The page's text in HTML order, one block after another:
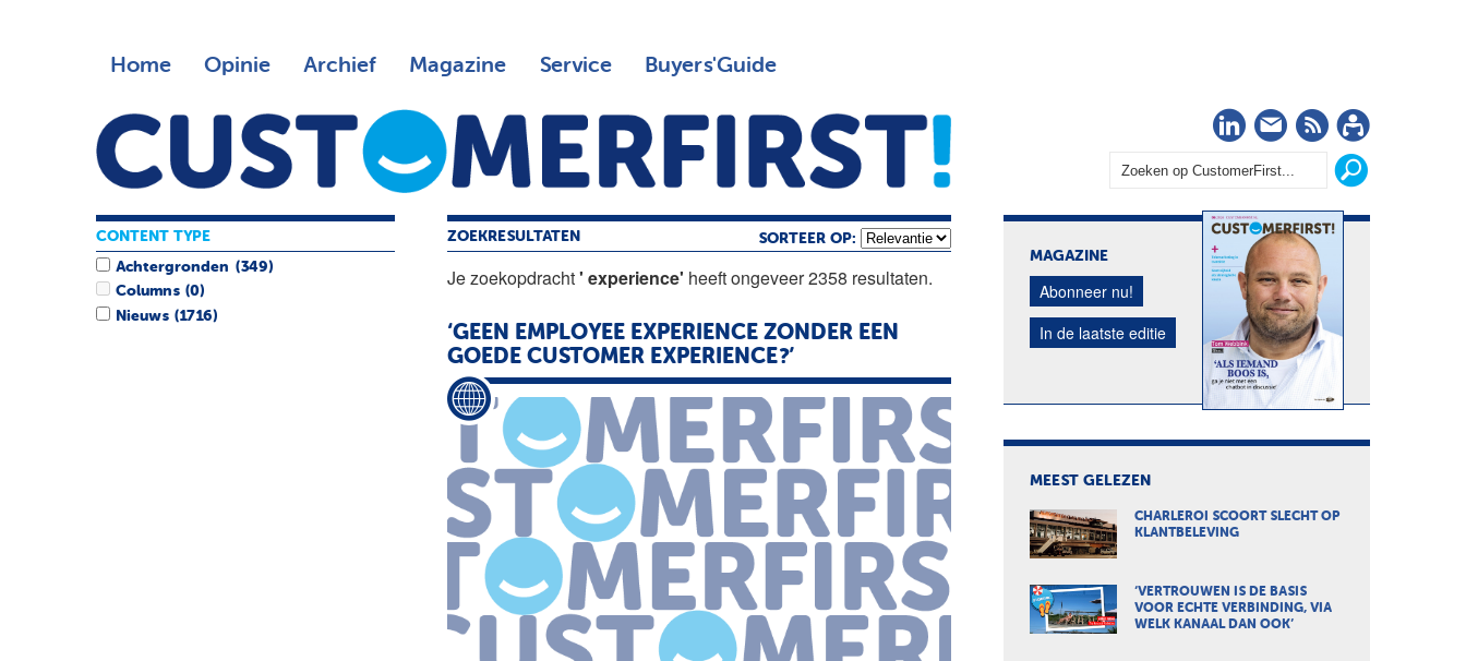
Home Opinie Archief Magazine Service Buyers'Guide
LinkedIn
Nieuwsbrief
RSS
ZOEKRESULTATEN SORTEER OP:
Je zoekopdracht' experience' heeft ongeveer 2358 resultaten.
‘GEEN EMPLOYEE EXPERIENCE ZONDER EEN
GOEDE CUSTOMER EXPERIENCE?’
CONTENT TYPE
Achtergronden (349)
Columns (0)
Nieuws (1716)
MAGAZINE
Abonneer nu!
In de laatste editie
MEEST GELEZEN
CHARLEROI SCOORT SLECHT OP
KLANTBELEVING
‘VERTROUWEN IS DE BASIS
VOOR ECHTE VERBINDING, VIA
WELK KANAAL DAN OOK’